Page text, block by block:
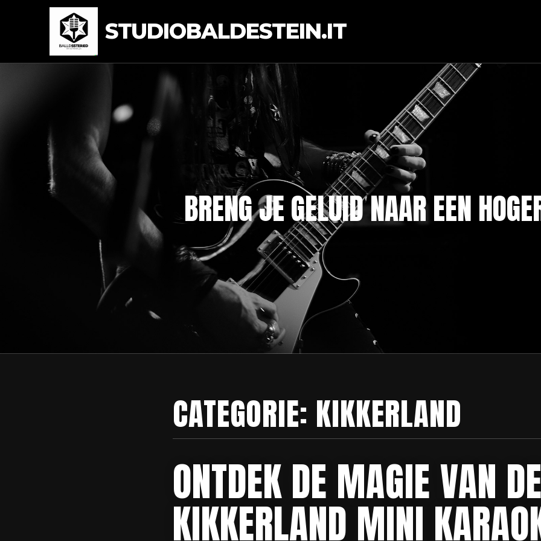
STUDIOBALDESTEIN.IT
BRENG JE GELUID NAAR EEN
CATEGORIE: KIKKERLAND
ONTDEK DE MAGIE VAN
KIKKERLAND MINI